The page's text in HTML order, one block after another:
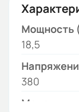
Мощность
18,5
380
Модель: